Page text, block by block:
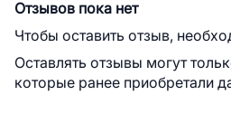
Отзывов пока нет
Чтобы оставить отзыв,
Оставлять отзывы могут
которые ранее приобретали